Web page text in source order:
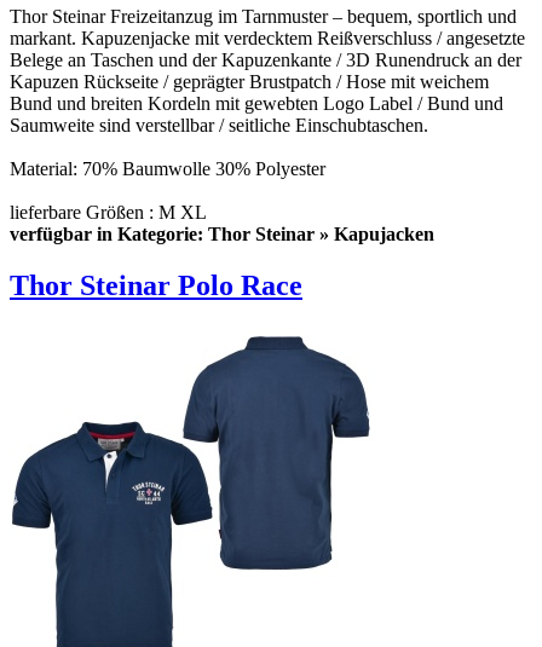
Thor Steinar Freizeitanzug im Tarnmuster – bequem, sportlich und
markant. Kapuzenjacke mit verdecktem Reißverschluss / angesetzte
Belege an Taschen und der Kapuzenkante / 3D Runendruck an der
Kapuzen Rückseite / geprägter Brustpatch / Hose mit weichem
Bund und breiten Kordeln mit gewebten Logo Label / Bund und
Saumweite sind verstellbar / seitliche Einschubtaschen.
Material: 70% Baumwolle 30% Polyester
lieferbare Größen : M XL
verfügbar in Kategorie: Thor Steinar » Kapujacken
Thor Steinar Polo Race